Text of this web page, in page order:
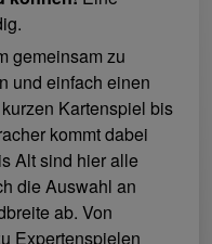
gemeinsam zu
und einfach einen
Kartenspiel bis
kommt dabei
Alt sind hier alle
die Auswahl an
ab. Von
Expertenspielen